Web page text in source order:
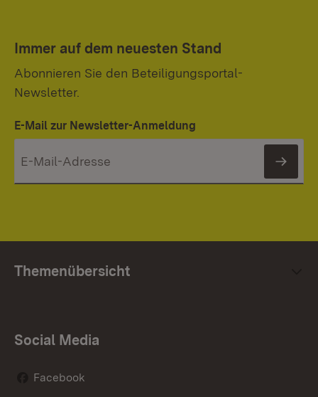
Immer auf dem neuesten Stand
Abonnieren Sie den Beteiligungsportal-
Newsletter.
E-Mail zur Newsletter-Anmeldung
Themenübersicht
Social Media
Facebook